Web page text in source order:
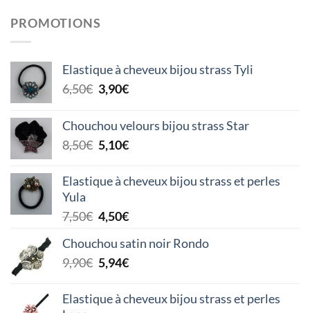
était :
PROMOTIONS
Elastique à cheveux bijou strass Tyli
6,50€ Le
initial
6,50€.
3,90€Le
actuel
3,90€.
Chouchou velours bijou strass Star
8,50€ Le
initial
était :
8,50€.
5,10€Le
actuel
5,10€.
Elastique à cheveux bijou strass et perles
Yula
7,50€ Le
initial
était :
4,50€Le
actuel
est :
Chouchou satin noir Rondo
9,90€ Le
initial
était :
5,94€Le
actuel
Elastique à cheveux bijou strass et perles